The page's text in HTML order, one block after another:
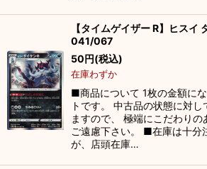
【タイムゲイザー R】ヒスイ
041/067
50円(税込)
在庫わずか
■商品について 1枚の金額に
トです。 中古品の状態に対し
ますので、 極端にこだわり
ご遠慮下さい。 ■在庫は十分
が、店頭在庫…